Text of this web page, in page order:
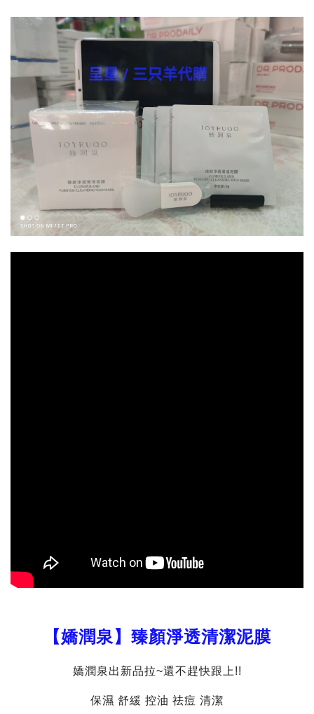
【嬌潤泉】臻顏淨透清潔泥膜
嬌潤泉出新品拉~還不趕快跟上!!
保濕 舒緩 控油 祛痘 清潔